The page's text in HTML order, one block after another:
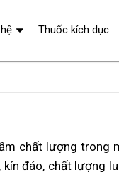
chất lượng trong
kín đáo, chất lượng
Thuốc kích dục